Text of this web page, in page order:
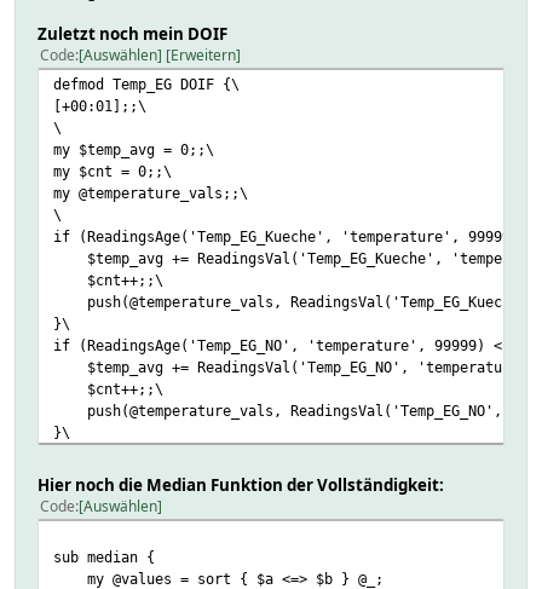
Zuletzt noch mein DOIF
Code Auswählen Erweitern
defmod Temp_EG DOIF {\
[+00:01];;\
\
my $temp_avg = 0;;\
my $cnt = 0;;\
my @temperature_vals;;\
\
if (ReadingsAge('Temp_EG_Kueche', 'temperature', 99999)
$temp_avg += ReadingsVal('Temp_EG_Kueche',
$cnt++;;\
push(@temperature_vals,
}\
if (ReadingsAge('Temp_EG_NO', 'temperature', 99999) <
$temp_avg += ReadingsVal('Temp_EG_NO',
$cnt++;;\
push(@temperature_vals, ReadingsVal('Temp_EG_NO',
}\
# (etc. etc.)
if ($temp_avg > 0) {
set_Reading('temperature',
Hier noch die Median Funktion der Vollständigkeit:
Code Auswählen
sub median {
my @values = sort { $a <=> $b } @_;